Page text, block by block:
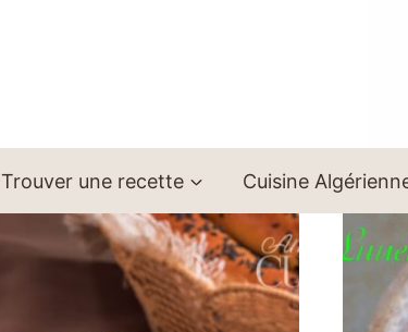
Trouver une recette Cuisine